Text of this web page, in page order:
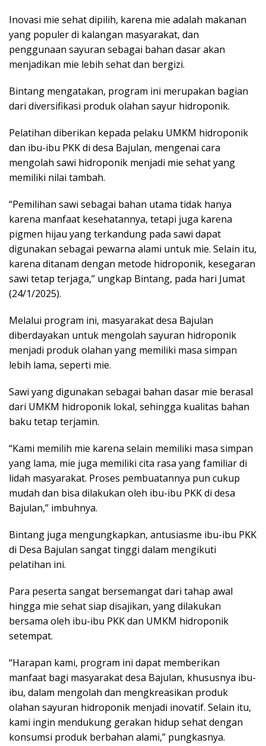
Inovasi mie sehat dipilih, karena mie adalah makanan
yang populer di kalangan masyarakat, dan
penggunaan sayuran sebagai bahan dasar akan
menjadikan mie lebih sehat dan bergizi.
Bintang mengatakan, program ini merupakan bagian
dari diversifikasi produk olahan sayur hidroponik.
Pelatihan diberikan kepada pelaku UMKM hidroponik
dan ibu-ibu PKK di desa Bajulan, mengenai cara
mengolah sawi hidroponik menjadi mie sehat yang
memiliki nilai tambah.
“Pemilihan sawi sebagai bahan utama tidak hanya
karena manfaat kesehatannya, tetapi juga karena
pigmen hijau yang terkandung pada sawi dapat
digunakan sebagai pewarna alami untuk mie. Selain itu,
karena ditanam dengan metode hidroponik, kesegaran
sawi tetap terjaga,” ungkap Bintang, pada hari Jumat
(24/1/2025).
Melalui program ini, masyarakat desa Bajulan
diberdayakan untuk mengolah sayuran hidroponik
menjadi produk olahan yang memiliki masa simpan
lebih lama, seperti mie.
Sawi yang digunakan sebagai bahan dasar mie berasal
dari UMKM hidroponik lokal, sehingga kualitas bahan
baku tetap terjamin.
“Kami memilih mie karena selain memiliki masa simpan
yang lama, mie juga memiliki cita rasa yang familiar di
lidah masyarakat. Proses pembuatannya pun cukup
mudah dan bisa dilakukan oleh ibu-ibu PKK di desa
Bajulan,” imbuhnya.
Bintang juga mengungkapkan, antusiasme ibu-ibu PKK
di Desa Bajulan sangat tinggi dalam mengikuti
pelatihan ini.
Para peserta sangat bersemangat dari tahap awal
hingga mie sehat siap disajikan, yang dilakukan
bersama oleh ibu-ibu PKK dan UMKM hidroponik
setempat.
“Harapan kami, program ini dapat memberikan
manfaat bagi masyarakat desa Bajulan, khususnya ibu-
ibu, dalam mengolah dan mengkreasikan produk
olahan sayuran hidroponik menjadi inovatif. Selain itu,
kami ingin mendukung gerakan hidup sehat dengan
konsumsi produk berbahan alami,” pungkasnya.